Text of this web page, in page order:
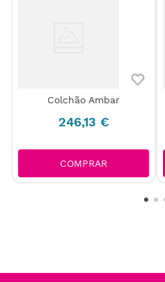
Colchão Ambar
246,13 €
COMPRAR